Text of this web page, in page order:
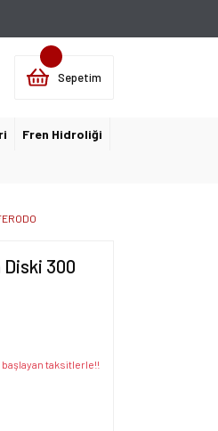
Sepetim
Fren Hidroliği
300
başlayan taksitlerle!!